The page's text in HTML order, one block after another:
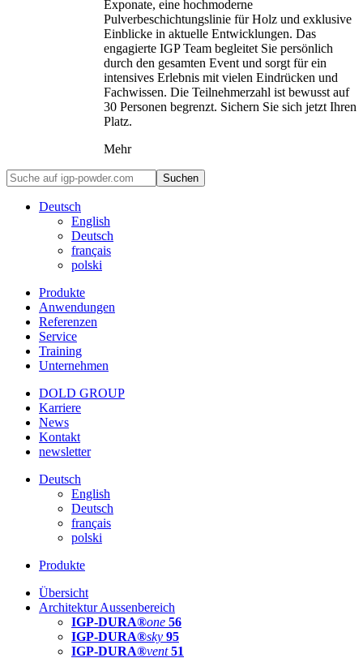
Exponate, eine hochmoderne
Pulverbeschichtungslinie für Holz und exklusive
Einblicke in aktuelle Entwicklungen. Das
engagierte IGP Team begleitet Sie persönlich
durch den gesamten Event und sorgt für ein
intensives Erlebnis mit vielen Eindrücken und
Fachwissen. Die Teilnehmerzahl ist bewusst auf
30 Personen begrenzt. Sichern Sie sich jetzt Ihren
Platz.
Mehr
Suchen
Deutsch
English
Deutsch
français
polski
Produkte
Anwendungen
Referenzen
Service
Training
Unternehmen
DOLD GROUP
Karriere
News
Kontakt
newsletter
Deutsch
English
Deutsch
français
polski
Produkte
Übersicht
Architektur Aussenbereich
IGP-DURA®one 56
IGP-DURA®sky 95
IGP-DURA®vent 51